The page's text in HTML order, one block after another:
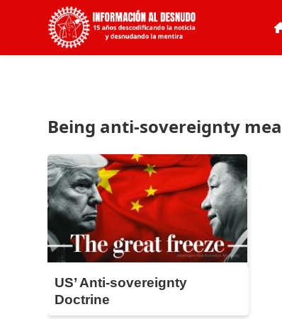
Being anti-sovereignty
US’ Anti-sovereignty
Doctrine